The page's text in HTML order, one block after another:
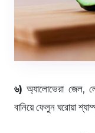
৬) অ্যালোভেরা জেল,
বানিয়ে ফেলুন ঘরোয়া